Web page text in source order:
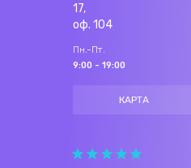
17,
оф. 104
Пн.-Пт.
9:00 - 19:00
КАРТА